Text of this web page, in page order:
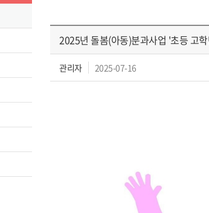
2025년 돌봄(아동)분과사업 '초등 고
관리자 2025-07-16